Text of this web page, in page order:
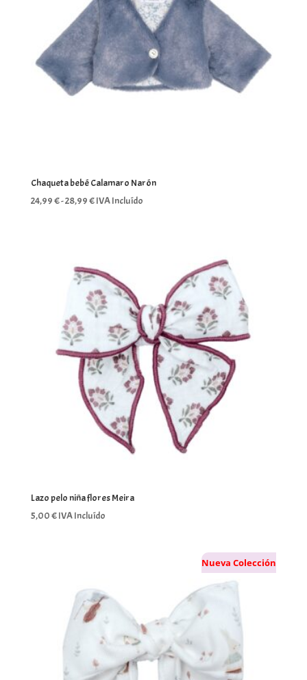
Chaqueta bebé Calamaro Narón
24,99€-28,99€Rango
hasta
28,99 €
IVA Incluído
Lazo pelo niña flores Meira
5,00€IVA Incluído
Nueva Colección